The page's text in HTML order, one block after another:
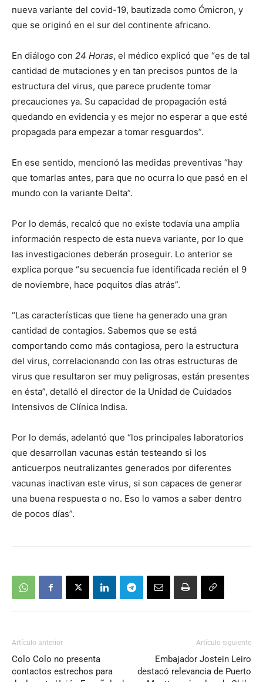
nueva variante del covid-19, bautizada como Ómicron, y
que se originó en el sur del continente africano.
En diálogo con 24 Horas, el médico explicó que “es de tal
cantidad de mutaciones y en tan precisos puntos de la
estructura del virus, que parece prudente tomar
precauciones ya. Su capacidad de propagación está
quedando en evidencia y es mejor no esperar a que esté
propagada para empezar a tomar resguardos”.
En ese sentido, mencionó las medidas preventivas “hay
que tomarlas antes, para que no ocurra lo que pasó en el
mundo con la variante Delta”.
Por lo demás, recalcó que no existe todavía una amplia
información respecto de esta nueva variante, por lo que
las investigaciones deberán proseguir. Lo anterior se
explica porque “su secuencia fue identificada recién el 9
de noviembre, hace poquitos días atrás”.
“Las características que tiene ha generado una gran
cantidad de contagios. Sabemos que se está
comportando como más contagiosa, pero la estructura
del virus, correlacionando con las otras estructuras de
virus que resultaron ser muy peligrosas, están presentes
en ésta”, detalló el director de la Unidad de Cuidados
Intensivos de Clínica Indisa.
Por lo demás, adelantó que “los principales laboratorios
que desarrollan vacunas están testeando si los
anticuerpos neutralizantes generados por diferentes
vacunas inactivan este virus, si son capaces de generar
una buena respuesta o no. Eso lo vamos a saber dentro
de pocos días”.
Artículo anterior
Colo Colo no presenta
contactos estrechos para
Artículo siguiente
Embajador Jostein Leiro
destacó relevancia de Puerto